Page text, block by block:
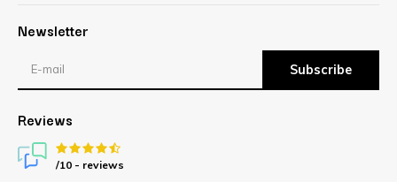
Newsletter
Subscribe
Reviews
/10 - reviews